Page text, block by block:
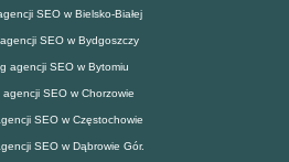
SEO w Bielsko-Białej
SEO w Bydgoszczy
agencji SEO w Bytomiu
agencji SEO w Chorzowie
SEO w Częstochowie
SEO w Dąbrowie Gór.